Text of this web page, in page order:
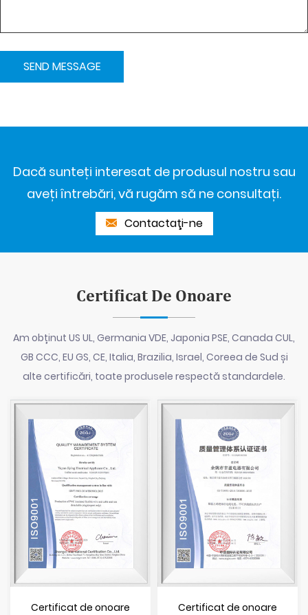
Dacă sunteți interesat de produsul nostru sau
aveți întrebări, vă rugăm să ne consultați.
Contactaţi-ne
Certificat De Onoare
Am obținut US UL, Germania VDE, Japonia PSE, Canada CUL,
GB CCC, EU GS, CE, Italia, Brazilia, Israel, Coreea de Sud și
alte certificări, toate produsele respectă standardele.
Certificat de onoare Certificat de onoare